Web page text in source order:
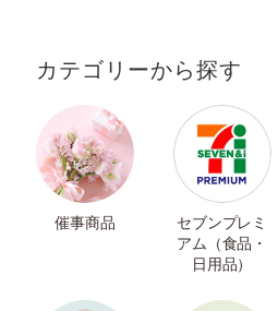
カテゴリーから探す
催事商品
セブンプレミ
アム（食品・
日用品）